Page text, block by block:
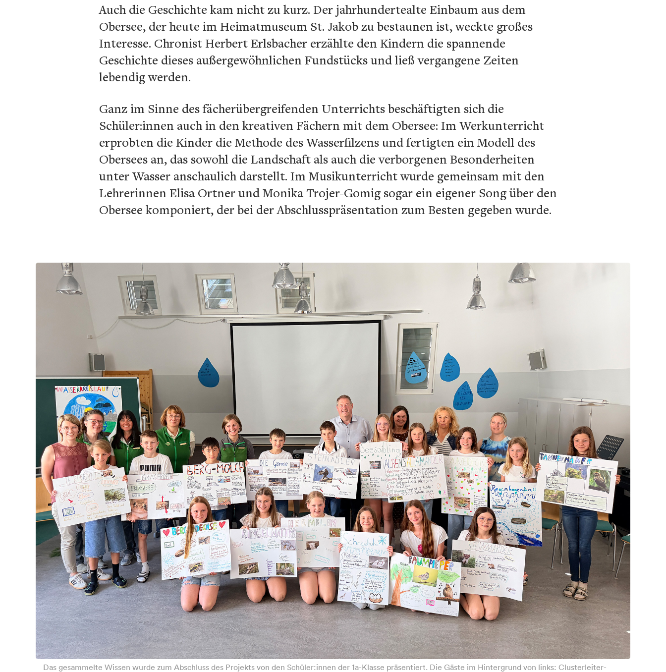
Auch die Geschichte kam nicht zu kurz. Der jahrhundertealte Einbaum aus dem
Obersee, der heute im Heimatmuseum St. Jakob zu bestaunen ist, weckte großes
Interesse. Chronist Herbert Erlsbacher erzählte den Kindern die spannende
Geschichte dieses außergewöhnlichen Fundstücks und ließ vergangene Zeiten
lebendig werden.
Ganz im Sinne des fächerübergreifenden Unterrichts beschäftigten sich die
Schüler:innen auch in den kreativen Fächern mit dem Obersee: Im Werkunterricht
erprobten die Kinder die Methode des Wasserfilzens und fertigten ein Modell des
Obersees an, das sowohl die Landschaft als auch die verborgenen Besonderheiten
unter Wasser anschaulich darstellt. Im Musikunterricht wurde gemeinsam mit den
Lehrerinnen Elisa Ortner und Monika Trojer-Gomig sogar ein eigener Song über den
Obersee komponiert, der bei der Abschlusspräsentation zum Besten gegeben wurde.
Das gesammelte Wissen wurde zum Abschluss des Projekts von den Schüler:innen der 1a-Klasse präsentiert. Die Gäste im Hintergrund von links: Clusterleiter-